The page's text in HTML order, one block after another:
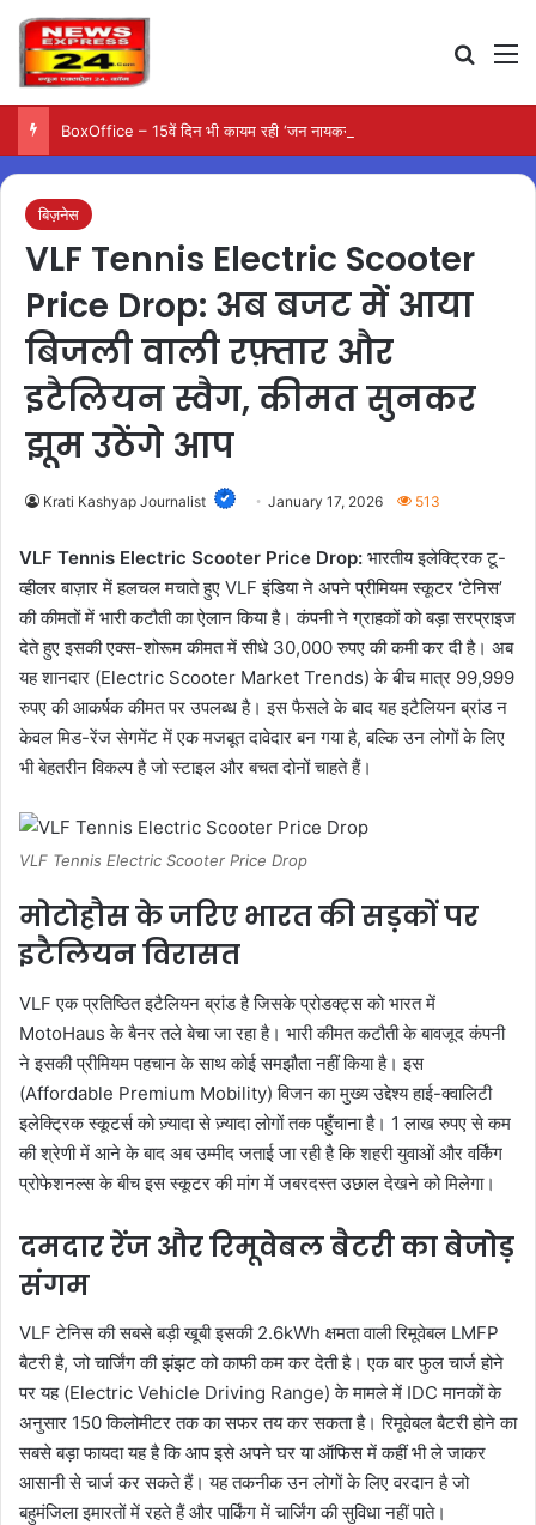
बिज़नेस
VLF Tennis Electric Scooter
Price Drop: अब बजट में आया
बिजली वाली रफ़्तार और
इटैलियन स्वैग, कीमत सुनकर
झूम उठेंगे आप
Krati Kashyap Journalist January 17, 2026 513
VLF Tennis Electric Scooter Price Drop: भारतीय इलेक्ट्रिक टू-
व्हीलर बाज़ार में हलचल मचाते हुए VLF इंडिया ने अपने प्रीमियम स्कूटर ‘टेनिस’
की कीमतों में भारी कटौती का ऐलान किया है। कंपनी ने ग्राहकों को बड़ा सरप्राइज
देते हुए इसकी एक्स-शोरूम कीमत में सीधे 30,000 रुपए की कमी कर दी है। अब
यह शानदार (Electric Scooter Market Trends) के बीच मात्र 99,999
रुपए की आकर्षक कीमत पर उपलब्ध है। इस फैसले के बाद यह इटैलियन ब्रांड न
केवल मिड-रेंज सेगमेंट में एक मजबूत दावेदार बन गया है, बल्कि उन लोगों के लिए
भी बेहतरीन विकल्प है जो स्टाइल और बचत दोनों चाहते हैं।
VLF Tennis Electric Scooter Price Drop
मोटोहौस के जरिए भारत की सड़कों पर
इटैलियन विरासत
VLF एक प्रतिष्ठित इटैलियन ब्रांड है जिसके प्रोडक्ट्स को भारत में
MotoHaus के बैनर तले बेचा जा रहा है। भारी कीमत कटौती के बावजूद कंपनी
ने इसकी प्रीमियम पहचान के साथ कोई समझौता नहीं किया है। इस
(Affordable Premium Mobility) विजन का मुख्य उद्देश्य हाई-क्वालिटी
इलेक्ट्रिक स्कूटर्स को ज़्यादा से ज़्यादा लोगों तक पहुँचाना है। 1 लाख रुपए से कम
की श्रेणी में आने के बाद अब उम्मीद जताई जा रही है कि शहरी युवाओं और वर्किंग
प्रोफेशनल्स के बीच इस स्कूटर की मांग में जबरदस्त उछाल देखने को मिलेगा।
दमदार रेंज और रिमूवेबल बैटरी का बेजोड़
संगम
VLF टेनिस की सबसे बड़ी खूबी इसकी 2.6kWh क्षमता वाली रिमूवेबल LMFP
बैटरी है, जो चार्जिंग की झंझट को काफी कम कर देती है। एक बार फुल चार्ज होने
पर यह (Electric Vehicle Driving Range) के मामले में IDC मानकों के
अनुसार 150 किलोमीटर तक का सफर तय कर सकता है। रिमूवेबल बैटरी होने का
सबसे बड़ा फायदा यह है कि आप इसे अपने घर या ऑफिस में कहीं भी ले जाकर
आसानी से चार्ज कर सकते हैं। यह तकनीक उन लोगों के लिए वरदान है जो
बहुमंजिला इमारतों में रहते हैं और पार्किंग में चार्जिंग की सुविधा नहीं पाते।